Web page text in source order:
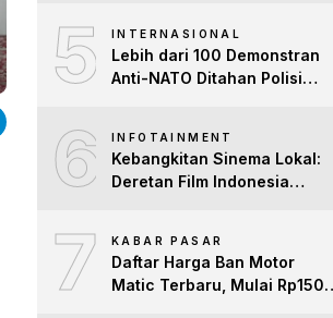
5 INTERNASIONAL
Lebih dari 100 Demonstran
Anti-NATO Ditahan Polisi
6 INFOTAINMENT
Kebangkitan Sinema Lokal:
Deretan Film Indonesia
Global
7 KABAR PASAR
Daftar Harga Ban Motor
Matic Terbaru, Mulai Rp150